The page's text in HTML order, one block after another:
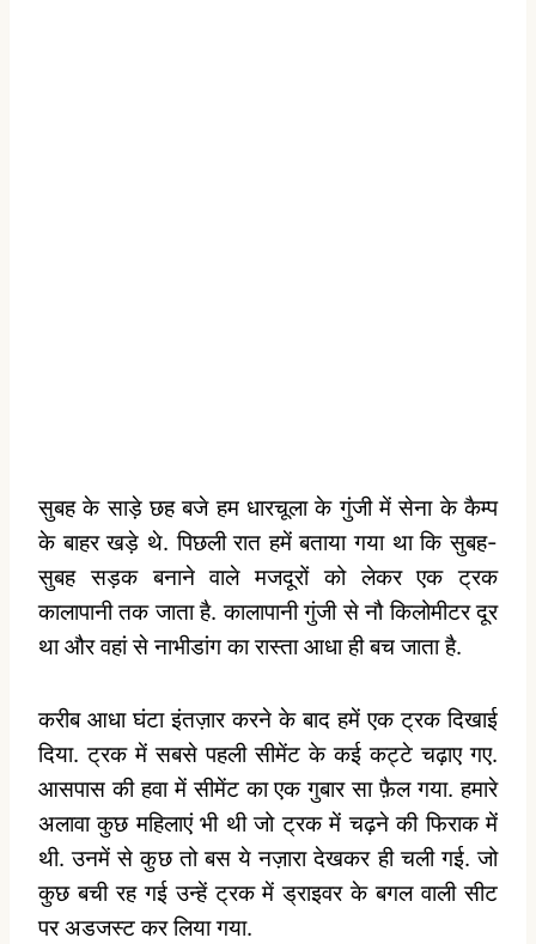
सुबह के साड़े छह बजे हम धारचूला के गुंजी में सेना के कैम्प
के बाहर खड़े थे. पिछली रात हमें बताया गया था कि सुबह-
सुबह सड़क बनाने वाले मजदूरों को लेकर एक ट्रक
कालापानी तक जाता है. कालापानी गुंजी से नौ किलोमीटर दूर
था और वहां से नाभीडांग का रास्ता आधा ही बच जाता है.
करीब आधा घंटा इंतज़ार करने के बाद हमें एक ट्रक दिखाई
दिया. ट्रक में सबसे पहली सीमेंट के कई कट्टे चढ़ाए गए.
आसपास की हवा में सीमेंट का एक गुबार सा फ़ैल गया. हमारे
अलावा कुछ महिलाएं भी थी जो ट्रक में चढ़ने की फिराक में
थी. उनमें से कुछ तो बस ये नज़ारा देखकर ही चली गई. जो
कुछ बची रह गई उन्हें ट्रक में ड्राइवर के बगल वाली सीट
पर अडजस्ट कर लिया गया.